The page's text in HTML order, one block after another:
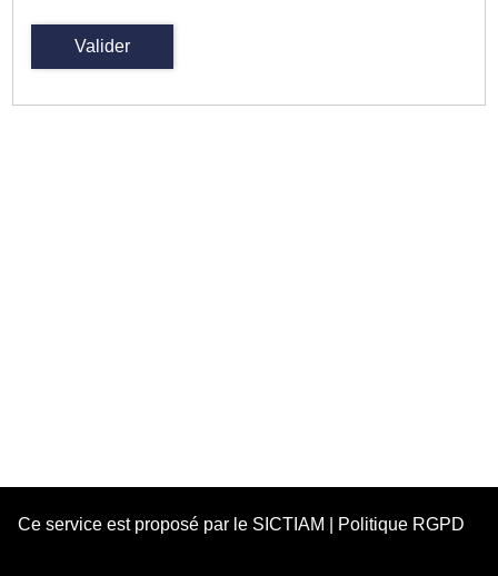
Valider
Ce service est proposé par le SICTIAM Politique RGPD